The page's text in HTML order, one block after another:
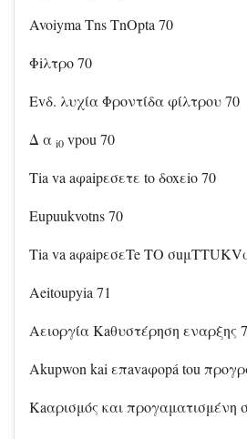
Avoiyma Tns TnOpta 70
Φiλτρο 70
Evδ. λυχία Φροντίδα φίλτρου 70
Δ α i0 vpou 70
Tia va aφaipεσετε to δoxεio 70
Eupuukvotns 70
Tia va aφaipεσεTe TO
Aeitoupyia 71
Aειοργία Kaθυστέρηση εναρξης
Akupwon kai επavaφopá tou
Kaαρισμός και προγαματισμένη